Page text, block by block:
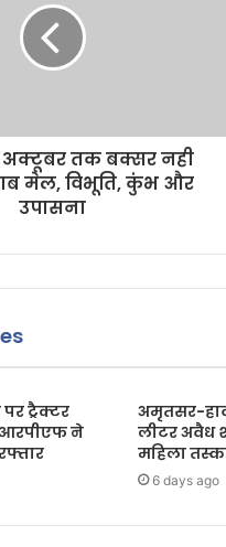
अक्टूबर तक बक्सर नही
मेल, विभूति, कुंभ और
उपासना
ट्रैक्टर
ने
अमृतसर-
लीटर अवैध
महिला
6 days ago